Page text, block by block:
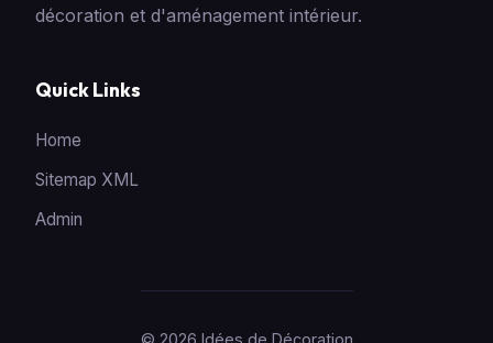
décoration et d'aménagement intérieur.
Quick Links
Home
Sitemap XML
Admin
© 2026 Idées de Décoration